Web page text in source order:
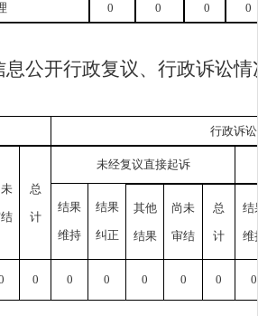
0 0 0 0
息公开行政复议、行政诉讼情
行政诉讼
总
计
未经复议直接起诉
结果
维持
结果
纠正
其他
结果
尚未
审结
总
计
结
维
0 0 0 0 0 0 0